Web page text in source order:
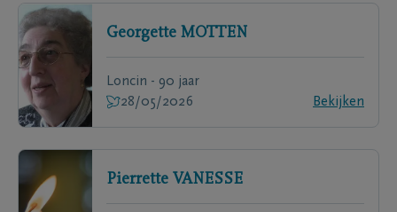
Georgette MOTTEN
Loncin - 90 jaar
28/05/2026
Bekijken
Pierrette VANESSE